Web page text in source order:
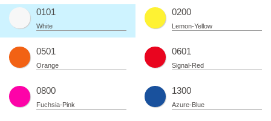
0101
White
0200
Lemon-Yellow
0501
Orange
0601
Signal-Red
0800
Fuchsia-Pink
1300
Azure-Blue